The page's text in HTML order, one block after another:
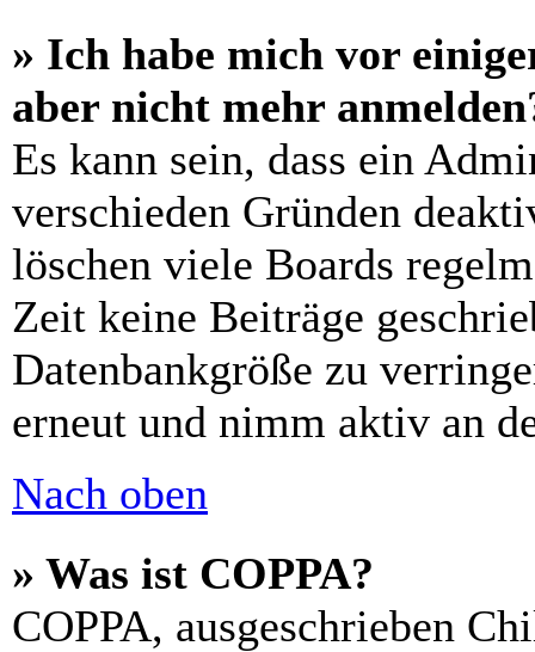
» Ich habe mich vor
aber nicht mehr
Es kann sein, dass ein
verschieden Gründen
löschen viele Boards
Zeit keine Beiträge
Datenbankgröße zu
erneut und nimm aktiv an
Nach oben
» Was ist COPPA?
COPPA, ausgeschrieben